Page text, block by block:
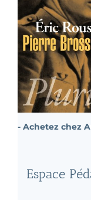
- Achetez chez
Espace